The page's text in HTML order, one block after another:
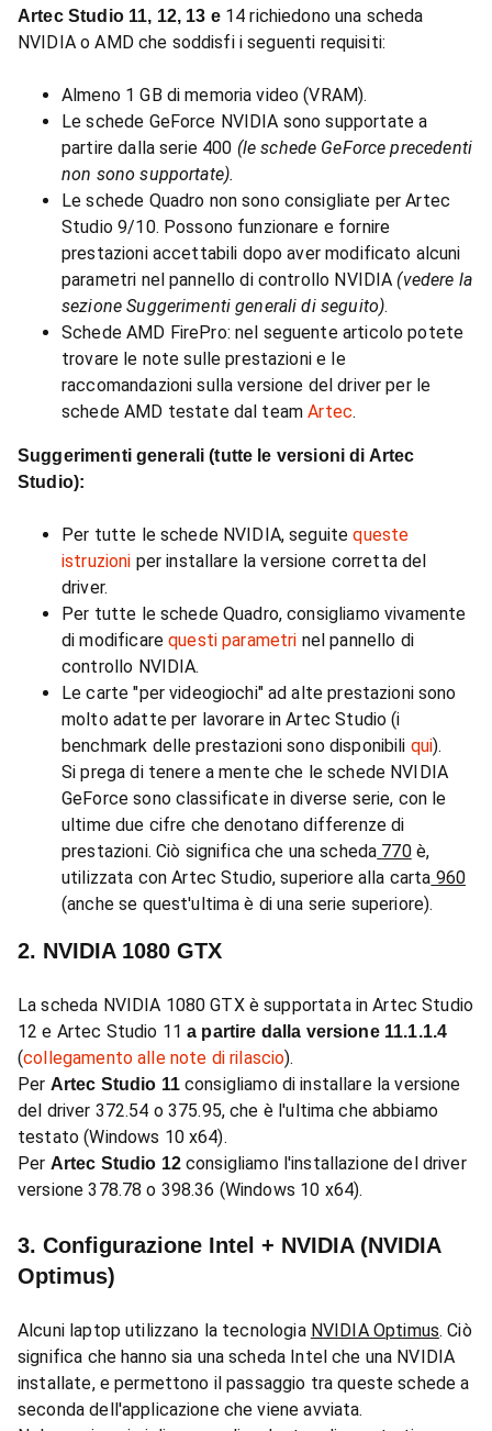
Artec Studio 11, 12, 13 e 14 richiedono una scheda
NVIDIA o AMD che soddisfi i seguenti requisiti:
Almeno 1 GB di memoria video (VRAM).
Le schede GeForce NVIDIA sono supportate a
partire dalla serie 400 (le schede GeForce precedenti
non sono supportate).
Le schede Quadro non sono consigliate per Artec
Studio 9/10. Possono funzionare e fornire
prestazioni accettabili dopo aver modificato alcuni
parametri nel pannello di controllo NVIDIA (vedere la
sezione Suggerimenti generali di seguito).
Schede AMD FirePro: nel seguente articolo potete
trovare le note sulle prestazioni e le
raccomandazioni sulla versione del driver per le
schede AMD testate dal teamArtec.
Suggerimenti generali (tutte le versioni di Artec
Studio):
Per tutte le schede NVIDIA, seguitequeste
istruzioni per installare la versione corretta del
driver.
Per tutte le schede Quadro, consigliamo vivamente
di modificarequesti parametri nel pannello di
controllo NVIDIA.
Le carte "per videogiochi" ad alte prestazioni sono
molto adatte per lavorare in Artec Studio (i
benchmark delle prestazioni sono disponibili qui).
Si prega di tenere a mente che le schede NVIDIA
GeForce sono classificate in diverse serie, con le
ultime due cifre che denotano differenze di
prestazioni. Ciò significa che una scheda 770è,
utilizzata con Artec Studio, superiore alla carta 960
(anche se quest'ultima è di una serie superiore).
2. NVIDIA 1080 GTX
La scheda NVIDIA 1080 GTX è supportata in Artec Studio
12 e Artec Studio 11a partire dalla versione 11.1.1.4
(collegamento alle note di rilascio).
Per Artec Studio 11consigliamo di installare la versione
del driver 372.54 o 375.95, che è l'ultima che abbiamo
testato (Windows 10 x64).
Per Artec Studio 12consigliamo l'installazione del driver
versione 378.78 o 398.36 (Windows 10 x64).
3. Configurazione Intel + NVIDIA (NVIDIA
Optimus)
Alcuni laptop utilizzano la tecnologia NVIDIA Optimus. Ciò
significa che hanno sia una scheda Intel che una NVIDIA
installate, e permettono il passaggio tra queste schede a
seconda dell'applicazione che viene avviata.